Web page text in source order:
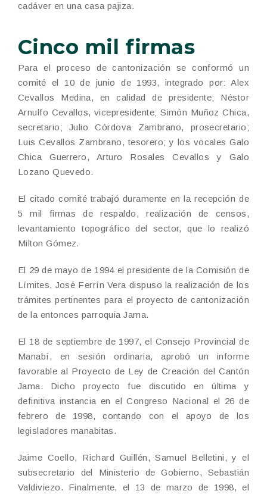
cadáver en una casa pajiza.
Cinco mil firmas
Para el proceso de cantonización se conformó un
comité el 10 de junio de 1993, integrado por: Alex
Cevallos Medina, en calidad de presidente; Néstor
Arnulfo Cevallos, vicepresidente; Simón Muñoz Chica,
secretario; Julio Córdova Zambrano, prosecretario;
Luis Cevallos Zambrano, tesorero; y los vocales Galo
Chica Guerrero, Arturo Rosales Cevallos y Galo
Lozano Quevedo.
El citado comité trabajó duramente en la recepción de
5 mil firmas de respaldo, realización de censos,
levantamiento topográfico del sector, que lo realizó
Milton Gómez.
El 29 de mayo de 1994 el presidente de la Comisión de
Límites, José Ferrín Vera dispuso la realización de los
trámites pertinentes para el proyecto de cantonización
de la entonces parroquia Jama.
El 18 de septiembre de 1997, el Consejo Provincial de
Manabí, en sesión ordinaria, aprobó un informe
favorable al Proyecto de Ley de Creación del Cantón
Jama. Dicho proyecto fue discutido en última y
definitiva instancia en el Congreso Nacional el 26 de
febrero de 1998, contando con el apoyo de los
legisladores manabitas.
Jaime Coello, Richard Guillén, Samuel Belletini, y el
subsecretario del Ministerio de Gobierno, Sebastián
Valdiviezo. Finalmente, el 13 de marzo de 1998, el